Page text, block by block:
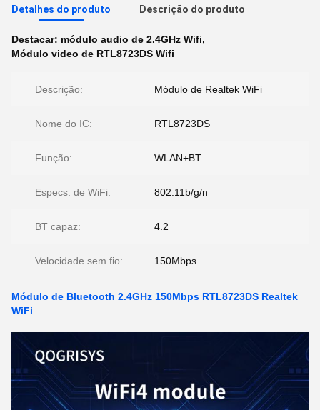
Detalhes do produto Descrição do produto
Destacar: módulo audio de 2.4GHz Wifi,
Módulo video de RTL8723DS Wifi
Descrição: Módulo de Realtek WiFi
Nome do IC: RTL8723DS
Função: WLAN+BT
Especs. de WiFi: 802.11b/g/n
BT capaz: 4.2
Velocidade sem fio: 150Mbps
Módulo de Bluetooth 2.4GHz 150Mbps RTL8723DS Realtek
WiFi